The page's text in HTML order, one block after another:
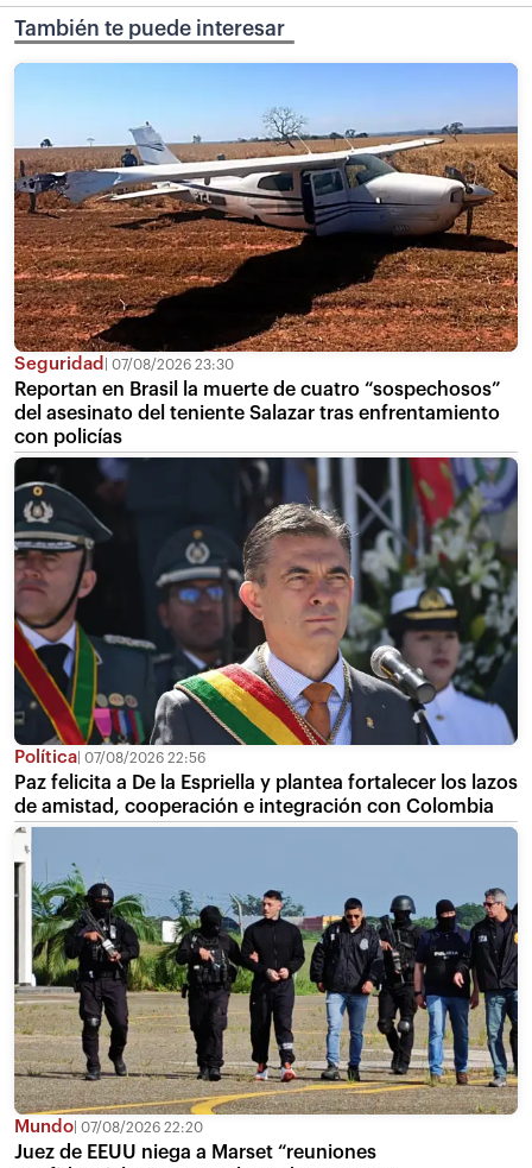
También te puede interesar
Seguridad 07/08/2026 23:30
Reportan en Brasil la muerte de cuatro “sospechosos”
del asesinato del teniente Salazar tras enfrentamiento
con policías
Política 07/08/2026 22:56
Paz felicita a De la Espriella y plantea fortalecer los lazos
de amistad, cooperación e integración con Colombia
Mundo 07/08/2026 22:20
Juez de EEUU niega a Marset “reuniones